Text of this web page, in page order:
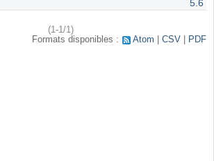
5.6
(1-1/1)
Formats disponibles :
Atom CSV PDF